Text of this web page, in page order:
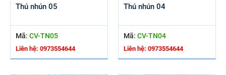
Thú nhún 05
Mã: CV-TN05
Liên hệ: 0973554644
Thú nhún 04
Mã: CV-TN04
Liên hệ: 0973554644